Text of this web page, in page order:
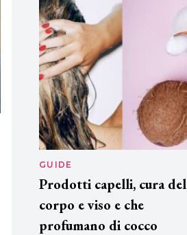
GUIDE
Prodotti capelli, cura del
corpo e viso e che
profumano di cocco